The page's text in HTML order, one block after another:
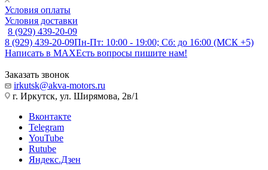
Условия оплаты
Условия доставки
8 (929) 439-20-09
8 (929) 439-20-09Пн-Пт: 10:00 - 19:00; Сб: до 16:00 (МСК +5)
Написать в MAXЕсть вопросы пишите нам!
Заказать звонок
irkutsk@akva-motors.ru
г. Иркутск, ул. Ширямова, 2в/1
Вконтакте
Telegram
YouTube
Rutube
Яндекс.Дзен